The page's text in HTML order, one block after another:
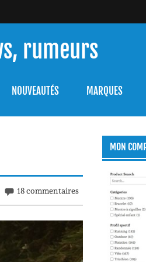
rumeurs
NOUVEAUTÉS MARQUES
18 commentaires
MON